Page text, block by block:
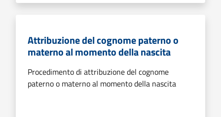
Attribuzione del cognome paterno o
materno al momento della nascita
Procedimento di attribuzione del cognome
paterno o materno al momento della nascita